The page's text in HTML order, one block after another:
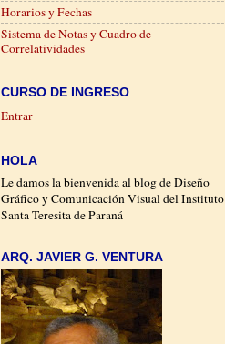
Horarios y Fechas
Sistema de Notas y Cuadro de
Correlatividades
CURSO DE INGRESO
Entrar
HOLA
Le damos la bienvenida al blog de Diseño
Gráfico y Comunicación Visual del Instituto
Santa Teresita de Paraná
ARQ. JAVIER G. VENTURA